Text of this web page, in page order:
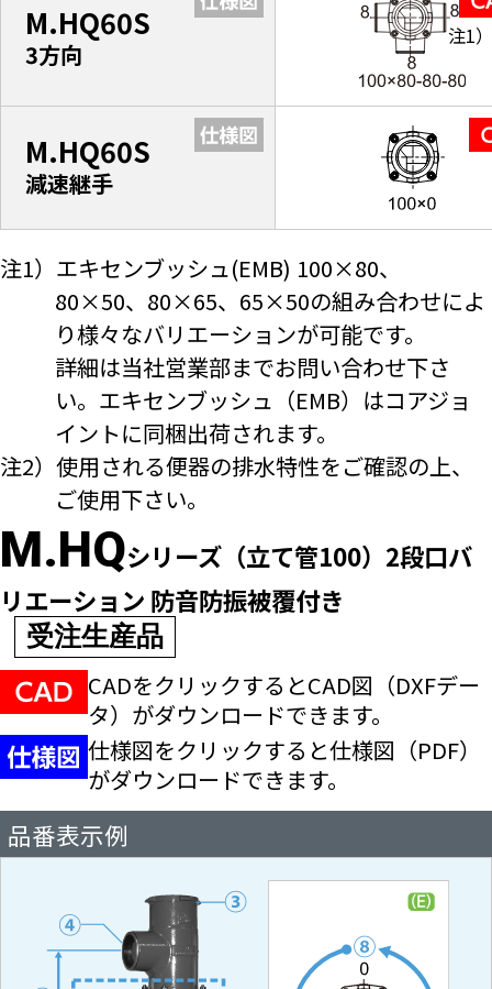
M.HQ60S
3方向
注1
M.HQ60S
減速継手
注1）エキセンブッシュ(EMB) 100×80、
80×50、80×65、65×50の組み合わせによ
り様々なバリエーションが可能です。
詳細は当社営業部までお問い合わせ下さ
い。エキセンブッシュ（EMB）はコアジョ
イントに同梱出荷されます。
注2）使用される便器の排水特性をご確認の上、
ご使用下さい。
M.HQシリーズ（立て管100）2段口バ
リエーション 防音防振被覆付き
受注生産品
CADをクリックするとCAD図（DXFデー
タ）がダウンロードできます。
仕様図をクリックすると仕様図（PDF）
がダウンロードできます。
品番表示例